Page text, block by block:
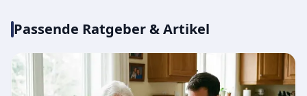
Passende Ratgeber & Artikel